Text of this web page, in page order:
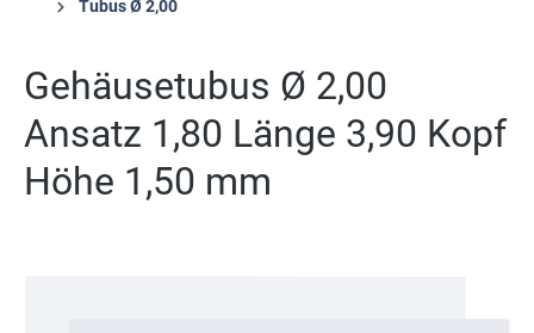
Tubus Ø 2,00
Gehäusetubus Ø 2,00
Ansatz 1,80 Länge 3,90 Kopf
Höhe 1,50 mm